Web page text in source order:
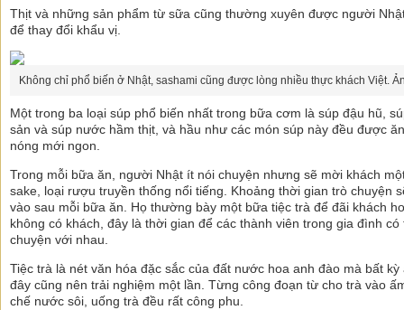
Thịt và những sản phẩm từ sữa cũng thường xuyên được người
để thay đổi khẩu vị.
Không chỉ phổ biến ở Nhật, sashami cũng được lòng nhiều thực khách Việt.
Một trong ba loại súp phổ biến nhất trong bữa cơm là súp đậu hũ,
sản và súp nước hầm thịt, và hầu như các món súp này đều được
nóng mới ngon.
Trong mỗi bữa ăn, người Nhật ít nói chuyện nhưng sẽ mời khách
sake, loại rượu truyền thống nổi tiếng. Khoảng thời gian trò chuyện
vào sau mỗi bữa ăn. Họ thường bày một bữa tiệc trà để đãi khách
không có khách, đây là thời gian để các thành viên trong gia đình có
chuyện với nhau.
Tiệc trà là nét văn hóa đặc sắc của đất nước hoa anh đào mà bất kỳ
đây cũng nên trải nghiệm một lần. Từng công đoạn từ cho trà vào
chế nước sôi, uống trà đều rất công phu.